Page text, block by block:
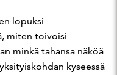
lopuksi
miten toivoisi
minkä tahansa näköä
kyseessä